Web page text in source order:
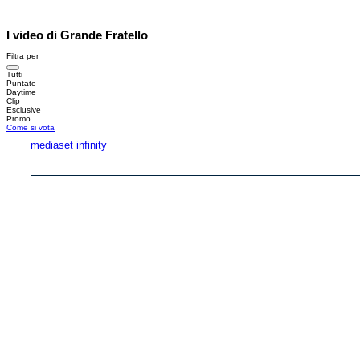
I video di Grande Fratello
Filtra per
Tutti
Puntate
Daytime
Clip
Esclusive
Promo
Come si vota
mediaset infinity